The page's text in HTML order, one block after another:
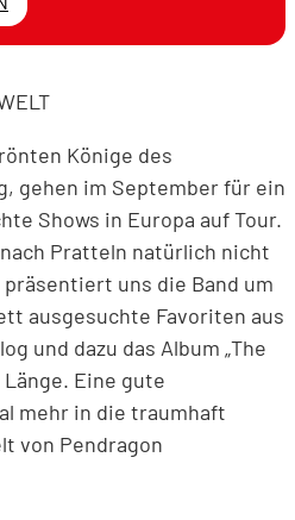
Könige des
gehen im September für ein
Shows in Europa auf Tour.
Pratteln natürlich nicht
uns die Band um
ausgesuchte Favoriten aus
und dazu das Album „The
Eine gute
mehr in die traumhaft
von Pendragon